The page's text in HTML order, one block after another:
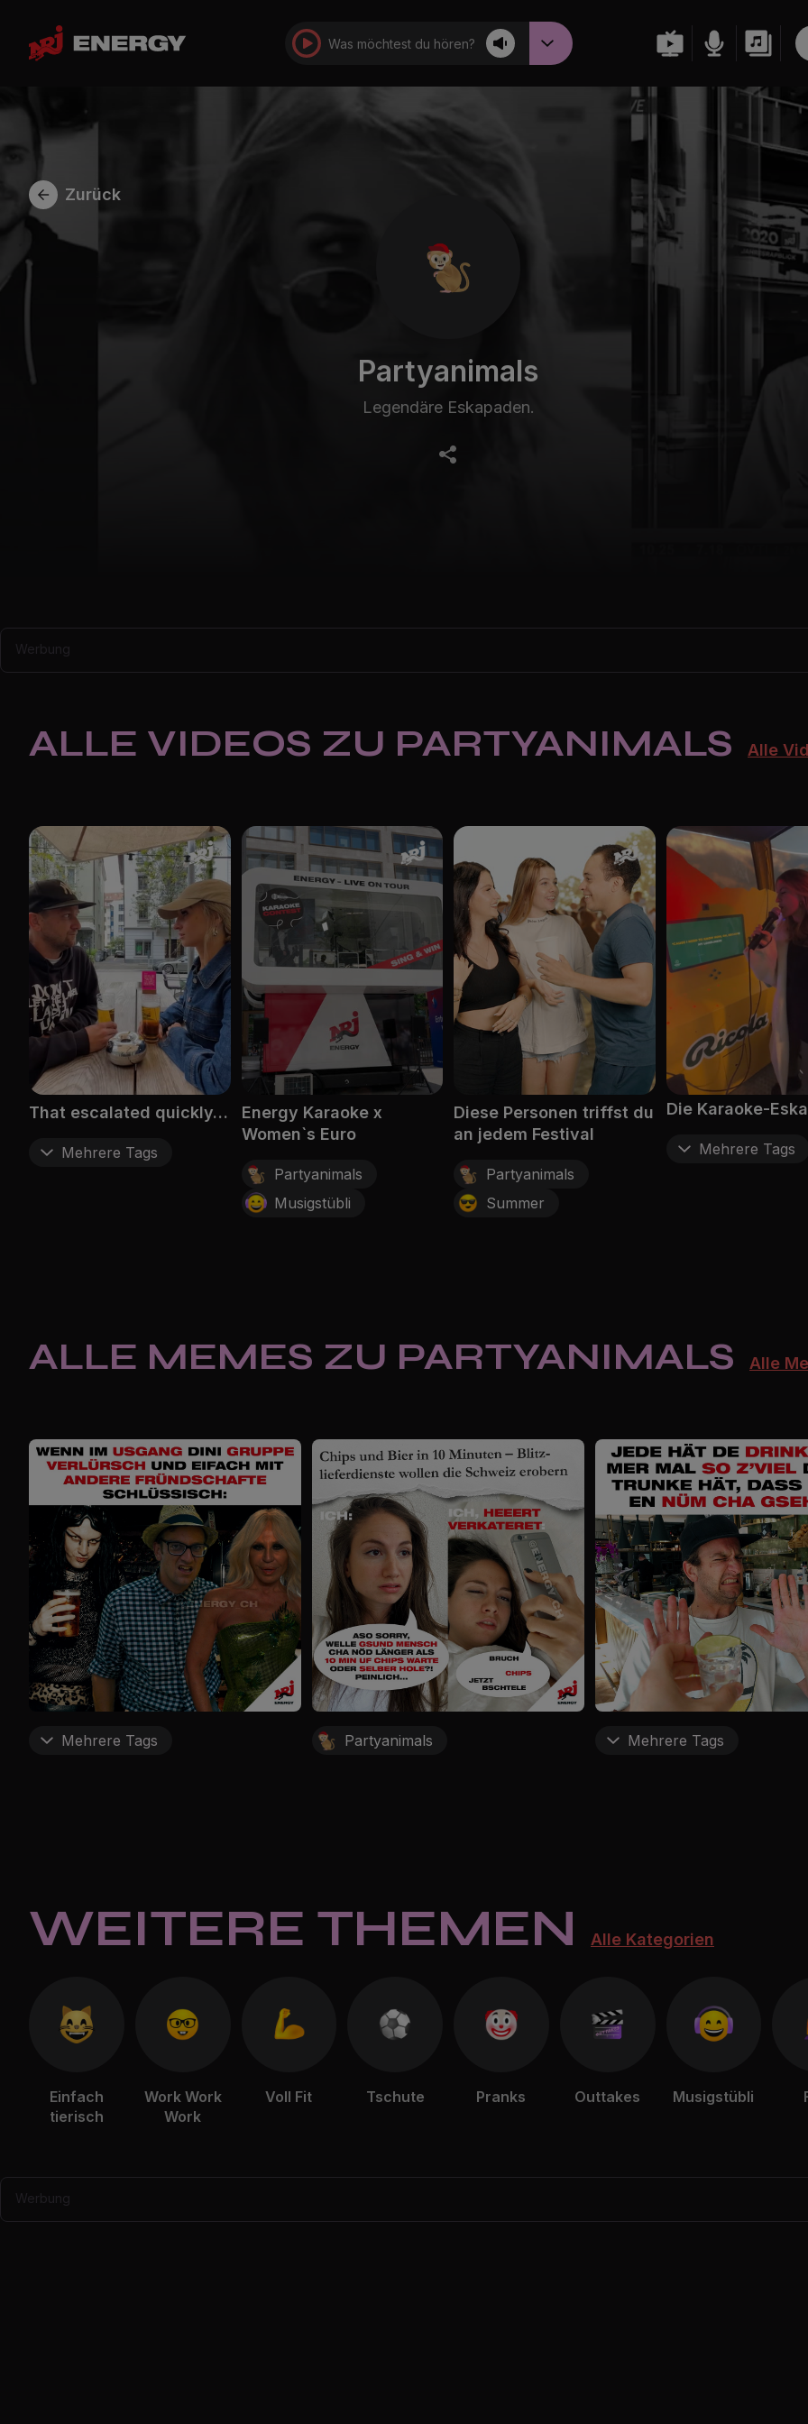
Was möchtest du hören?
Zurück
Partyanimals
Legendäre Eskapaden.
Werbung
ALLE VIDEOS ZU PARTYANIMALS Alle
That escalated quickly…
Mehrere Tags
Energy Karaoke x
Women`s Euro
Partyanimals
Musigstübli
Diese Personen triffst du
an jedem Festival
Partyanimals
Summer
Die Karaoke-
Mehrere Tags
ALLE MEMES ZU PARTYANIMALS Alle
Mehrere Tags Partyanimals Mehrere Tags
WEITERE THEMEN Alle Kategorien
Einfach
tierisch
Work Work
Work
Voll Fit Tschute Pranks Outtakes Musigstübli
Werbung